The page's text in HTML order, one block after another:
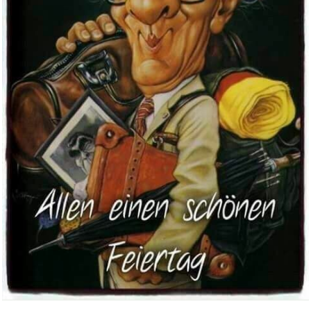
Smartwatch Damen Rund,
1.32&qu...
Anzeige